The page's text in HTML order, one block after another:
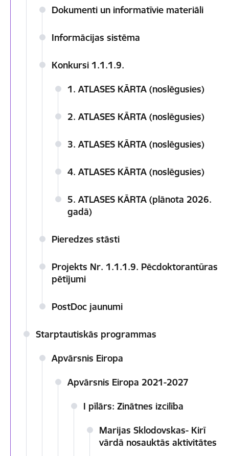
Dokumenti un informatīvie materiāli
Informācijas sistēma
Konkursi 1.1.1.9.
1. ATLASES KĀRTA (noslēgusies)
2. ATLASES KĀRTA (noslēgusies)
3. ATLASES KĀRTA (noslēgusies)
4. ATLASES KĀRTA (noslēgusies)
5. ATLASES KĀRTA (plānota 2026.
gadā)
Pieredzes stāsti
Projekts Nr. 1.1.1.9. Pēcdoktorantūras
pētījumi
PostDoc jaunumi
Starptautiskās programmas
Apvārsnis Eiropa
Apvārsnis Eiropa 2021-2027
I pīlārs: Zinātnes izcilība
Marijas Sklodovskas- Kirī
vārdā nosauktās aktivitātes